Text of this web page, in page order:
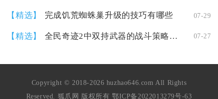
【精选】 完成饥荒蜘蛛巢升级的技巧有哪些 07-29
【精选】 全民奇迹2中双持武器的战斗策略有哪些 07-27
Copyright © 2018-2026 huzhao646.com All Rights
Reserved. 狐爪网 版权所有 鄂ICP备2022013279号-63